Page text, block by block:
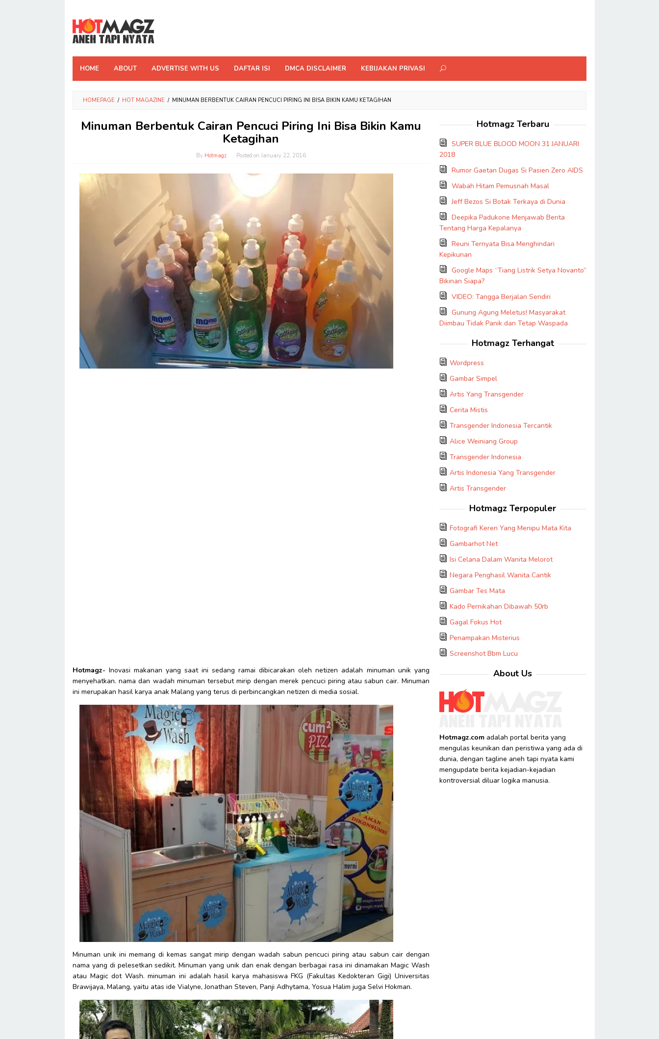
content
HOME ABOUT ADVERTISE WITH US DAFTAR ISI DMCA DISCLAIMER KEBIJAKAN PRIVASI
HOMEPAGE / HOT MAGAZINE / MINUMAN BERBENTUK CAIRAN PENCUCI PIRING INI BISA BIKIN KAMU KETAGIHAN
Minuman Berbentuk Cairan Pencuci Piring Ini Bisa Bikin Kamu
Ketagihan
By Hotmagz Posted on January 22, 2016
Hotmagz- Inovasi makanan yang saat ini sedang ramai dibicarakan oleh netizen adalah minuman unik yang
menyehatkan. nama dan wadah minuman tersebut mirip dengan merek pencuci piring atau sabun cair. Minuman
ini merupakan hasil karya anak Malang yang terus di perbincangkan netizen di media sosial.
Minuman unik ini memang di kemas sangat mirip dengan wadah sabun pencuci piring atau sabun cair dengan
nama yang di pelesetkan sedikit. Minuman yang unik dan enak dengan berbagai rasa ini dinamakan Magic Wash
atau Magic dot Wash. minuman ini adalah hasil karya mahasiswa FKG (Fakultas Kedokteran Gigi) Universitas
Brawijaya, Malang, yaitu atas ide Vialyne, Jonathan Steven, Panji Adhytama, Yosua Halim juga Selvi Hokman.
Hotmagz Terbaru
SUPER BLUE BLOOD MOON 31 JANUARI
2018
Rumor Gaetan Dugas Si Pasien Zero AIDS
Wabah Hitam Pemusnah Masal
Jeff Bezos Si Botak Terkaya di Dunia
Deepika Padukone Menjawab Berita
Tentang Harga Kepalanya
Reuni Ternyata Bisa Menghindari
Kepikunan
Google Maps “Tiang Listrik Setya Novanto”
Bikinan Siapa?
VIDEO: Tangga Berjalan Sendiri
Gunung Agung Meletus! Masyarakat
Diimbau Tidak Panik dan Tetap Waspada
Hotmagz Terhangat
Wordpress
Gambar Simpel
Artis Yang Transgender
Cerita Mistis
Transgender Indonesia Tercantik
Alice Weiniang Group
Transgender Indonesia
Artis Indonesia Yang Transgender
Artis Transgender
Hotmagz Terpopuler
Fotografi Keren Yang Menipu Mata Kita
Gambarhot Net
Isi Celana Dalam Wanita Melorot
Negara Penghasil Wanita Cantik
Gambar Tes Mata
Kado Pernikahan Dibawah 50rb
Gagal Fokus Hot
Penampakan Misterius
Screenshot Bbm Lucu
About Us
Hotmagz.comadalah portal berita yang
mengulas keunikan dan peristiwa yang ada di
dunia, dengan tagline aneh tapi nyata kami
mengupdate berita kejadian-kejadian
kontroversial diluar logika manusia.